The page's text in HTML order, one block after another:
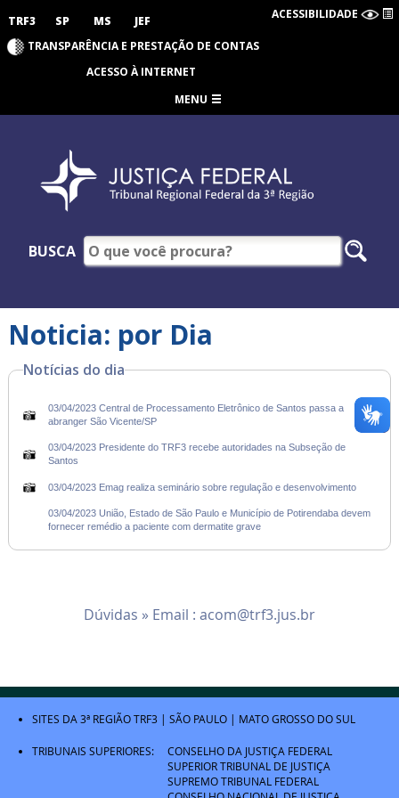
TRF3 SP MS JEF ACESSIBILIDADE
TRANSPARÊNCIA E PRESTAÇÃO DE CONTAS
ACESSO À INTERNET
MENU
BUSCA
Noticia: por Dia
Notícias do dia
03/04/2023 Central de Processamento Eletrônico de Santos passa a
abranger São Vicente/SP
03/04/2023 Presidente do TRF3 recebe autoridades na Subseção de
Santos
03/04/2023 Emag realiza seminário sobre regulação e desenvolvimento
03/04/2023 União, Estado de São Paulo e Município de Potirendaba devem
fornecer remédio a paciente com dermatite grave
Dúvidas » Email : acom@trf3.jus.br
SITES DA 3ª REGIÃOTRF3 | SÃO PAULO | MATO GROSSO DO SUL
TRIBUNAIS SUPERIORES:
CONSELHO DA JUSTIÇA FEDERAL
SUPERIOR TRIBUNAL DE JUSTIÇA
SUPREMO TRIBUNAL FEDERAL